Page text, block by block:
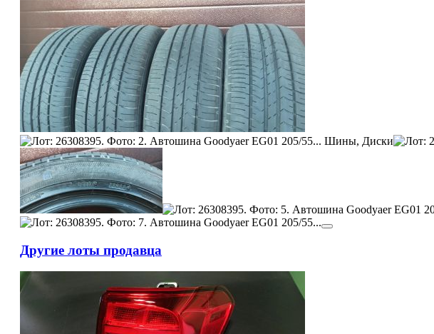
Другие лоты продавца